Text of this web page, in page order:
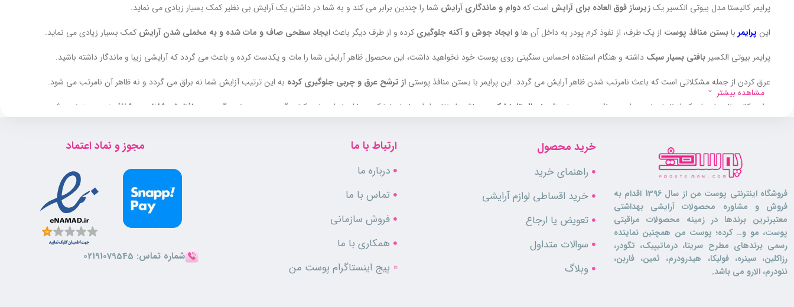
پرایمر کالیستا مدل بیوتی الکسیر یکزیرساز فوق العاده برای آرایش است کهدوام و ماندگاری آرایش شما را چندین برابر می کند و به شما در داشتن یک آرایش بی نظیر کمک بسیار زیادی می نماید.
این پرایمر بابستن منافذ پوست از یک طرف، از نفوذ کرم پودر به داخل آن هاو ایجاد جوش و آکنه جلوگیری کرده و از طرف دیگر باعثایجاد سطحی صاف و مات شده و به مخملی شدن آرایش کمک بسیار زیادی می نماید.
پرایمر بیوتی الکسیر بافتی بسیار سبک داشته و هنگام استفاده احساس سنگینی روی پوست خود نخواهید داشت، این محصول ظاهر آرایش شما را مات و یکدست کرده و باعث می گردد که آرایشی زیبا و ماندگار داشته باشید.
عرق کردن از جمله مشکلاتی است که باعث نامرتب شدن ظاهر آرایش می گردد. این پرایمر با بستن منافذ پوستی از ترشح عرق و چربی جلوگیری کرده به این ترتیب آزایش شما نه براق می گردد و نه ظاهر آن نامرتب می شود.
پرایمر کالیستا همان طور که از نامش نیز پیداست
مناسب پوست های نرمال تا خشک می باشد، استفاده از آن باعث خشکی و یا ایجاد احساس کشیدگی در پوست نمی گردد و در افزایش شادابی و شفافیت پوست نیز موثر می
باشد.
ویژگی ها
مناسب پوست نرمال تا خشک
فاقد ترکیبات آسیب رسان
افزایش دهنده دوام آرایش
شاداب کننده و طراوت بخش پوست
ایجاد جلوه ای مات روی پوست
جلوگیری از براق شدن پوست
کنترل کننده ترشح عرق
مشاهده بیشتر
فروشگاه اینترنتی پوست من از سال 1396 اقدام به
فروش و مشاوره محصولات آرایشی بهداشتی
معتبرترین برندها در زمینه محصولات مراقبتی
پوست، مو و… کرده؛ پوست من همچنین نماینده
رسمی برندهای مطرح سریتا، درماتیپیک، تگودر،
رزاکلین، سینره، فولیکا، هیدرودرم، ثمین، فاربن،
نئودرم، الارو می باشد.
خرید محصول
راهنمای خرید
خرید اقساطی لوازم آرایشی
تعویض یا ارجاع
سوالات متداول
وبلاگ
ارتباط با ما
درباره ما
تماس با ما
فروش سازمانی
همکاری با ما
پیج اینستاگرام پوست من
مجوز و نماد اعتماد
شماره تماس: 02191079545